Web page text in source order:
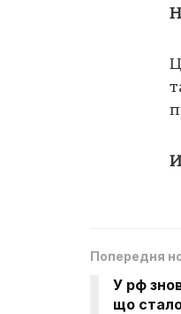
Попередня
У рф
що